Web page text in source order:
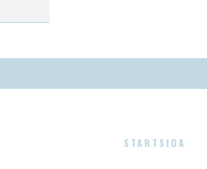
STARTSIDA